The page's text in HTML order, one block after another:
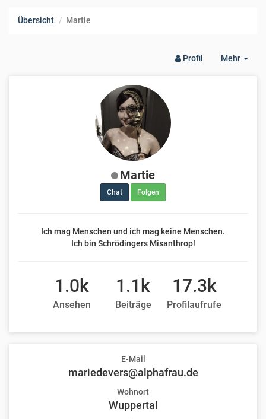
Übersicht Martie
Mehr
Profil
Martie
Chat Folgen
Ich mag Menschen und ich mag keine Menschen.
Ich bin Schrödingers Misanthrop!
1.0k
Ansehen
1.1k
Beiträge
17.3k
Profilaufrufe
E-Mail
mariedevers@alphafrau.de
Wohnort
Wuppertal